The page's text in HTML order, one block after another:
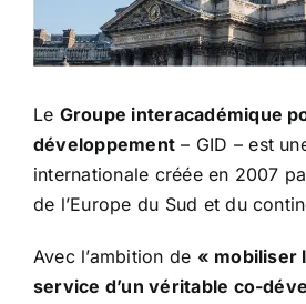
Le Groupe interacadémique
développement – GID – est
internationale créée en 2007
de l’Europe du Sud et du
Avec l’ambition de « mobiliser
service d’un véritable co-